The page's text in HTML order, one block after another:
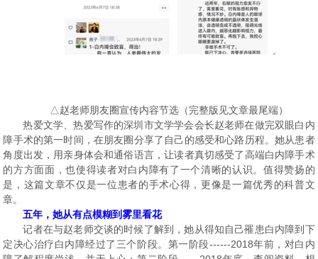
△赵老师朋友圈宣传内容节选（完整版见文章最尾端）
热爱文学、热爱写作的深圳市文学学会会长赵老师在做完双眼白内
障手术的第一时间，在朋友圈分享了自己的感受和心路历程。她从患者
角度出发，用亲身体会和通俗语言，让读者真切感受了高端白内障手术
的方方面面，也使得读者对白内障有了一个清晰的认识。值得赞扬的
是，这篇文章不仅是一位患者的手术心得，更像是一篇优秀的科普文
章。
五年，她从有点模糊到雾里看花
记者在与赵老师交谈的时候了解到，她从得知自己罹患白内障到下
定决心治疗白内障经过了三个阶段。第一阶段------2018年前，对白内